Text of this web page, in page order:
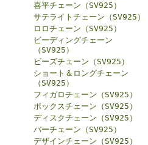
喜平チェーン（SV925）
サテライトチェーン（SV925）
ロロチェーン（SV925）
ビーディングチェーン
（SV925）
ビーズチェーン（SV925）
ショート＆ロングチェーン
（SV925）
フィガロチェーン（SV925）
ボックスチェーン（SV925）
ディスクチェーン（SV925）
バーチェーン（SV925）
デザインチェーン（SV925）